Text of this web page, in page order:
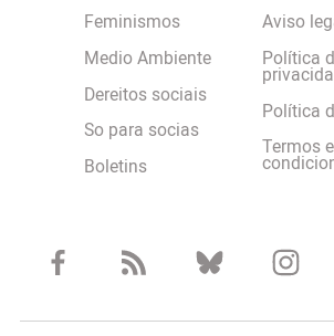
Feminismos
Medio Ambiente
Dereitos sociais
So para socias
Boletins
Aviso
Política
Política
Termos e